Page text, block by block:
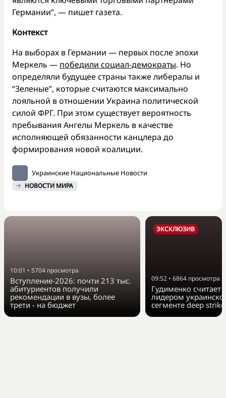
Германии”, — пишет газета.
Контекст
На выборах в Германии — первых после эпохи
Меркель — победили социал-демократы. Но
определяли будущее страны также либералы и
“Зеленые”, которые считаются максимально
лояльной в отношении Украина политической
силой ФРГ. При этом существует вероятность
пребывания Ангелы Меркель в качестве
исполняющей обязанности канцлера до
формирования новой коалиции.
Украинские Национальные Новости
НОВОСТИ МИРА
10:01 • 5704 просмотра
Вступление-2026: почти 213 тыс.
абитуриентов получили
рекомендации в вузы, более
трети - на бюджет
ЭКСКЛЮЗИВ
09:52 • 6864 просмотра
Гудименко считает
лидером
сегменте deep strike